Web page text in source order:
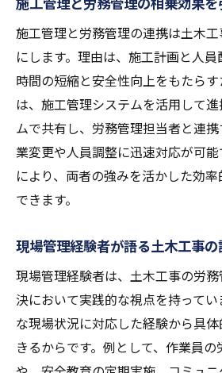
施工管理と労務管理の連携は土木
にします。理由は、施工計画と人
時間の短縮と安全性向上をもたら
は、施工管理システムを活用して
ムで共有し、労務管理担当者と連
業変更や人員調整に迅速対応が可
により、両者の強みを活かした効
できます。
現場管理経験者が語る土木工事
現場管理経験者は、土木工事の労
決において実践的な視点を持って
な現場状況に対応した経験から具
きるからです。例として、作業員